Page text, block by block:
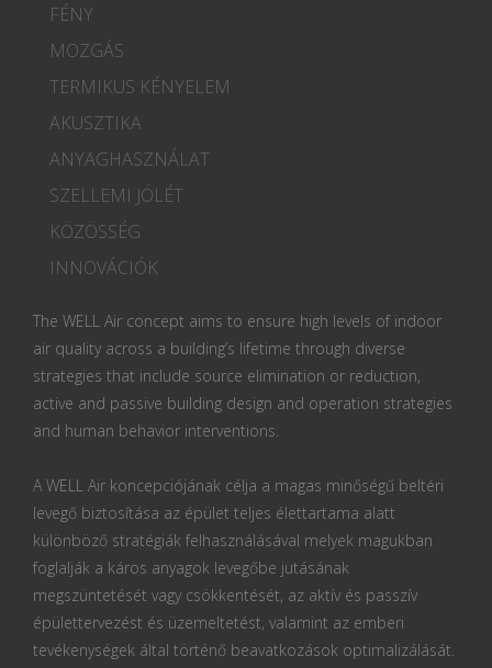
FÉNY
MOZGÁS
TERMIKUS KÉNYELEM
AKUSZTIKA
ANYAGHASZNÁLAT
SZELLEMI JÓLÉT
KÖZÖSSÉG
INNOVÁCIÓK
The WELL Air concept aims to ensure high levels of indoor
air quality across a building’s lifetime through diverse
strategies that include source elimination or reduction,
active and passive building design and operation strategies
and human behavior interventions.
A WELL Air koncepciójának célja a magas minőségű beltéri
levegő biztosítása az épület teljes élettartama alatt
különböző stratégiák felhasználásával melyek magukban
foglalják a káros anyagok levegőbe jutásának
megszüntetését vagy csökkentését, az aktív és passzív
épülettervezést és üzemeltetést, valamint az emberi
tevékenységek által történő beavatkozások optimalizálását.